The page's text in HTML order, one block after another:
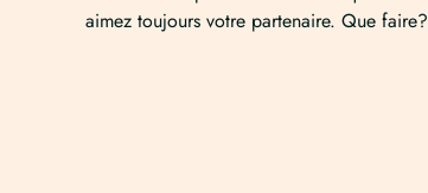
aimez toujours votre partenaire. Que faire?